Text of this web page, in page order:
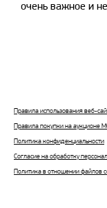
очень важное и
Правила использования веб-
Правила покупки на аукционе
Политика конфиденциальности
Согласие на обработку
Политика в отношении файлов